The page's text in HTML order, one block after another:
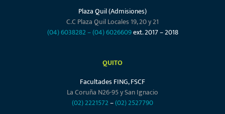
Plaza Quil (Admisiones)
C.C Plaza Quil Locales 19, 20 y 21
(04) 6038282–(04) 6026609ext. 2017 – 2018
QUITO
Facultades FING, FSCF
La Coruña N26-95 y San Ignacio
(02) 2221572–(02) 2527790